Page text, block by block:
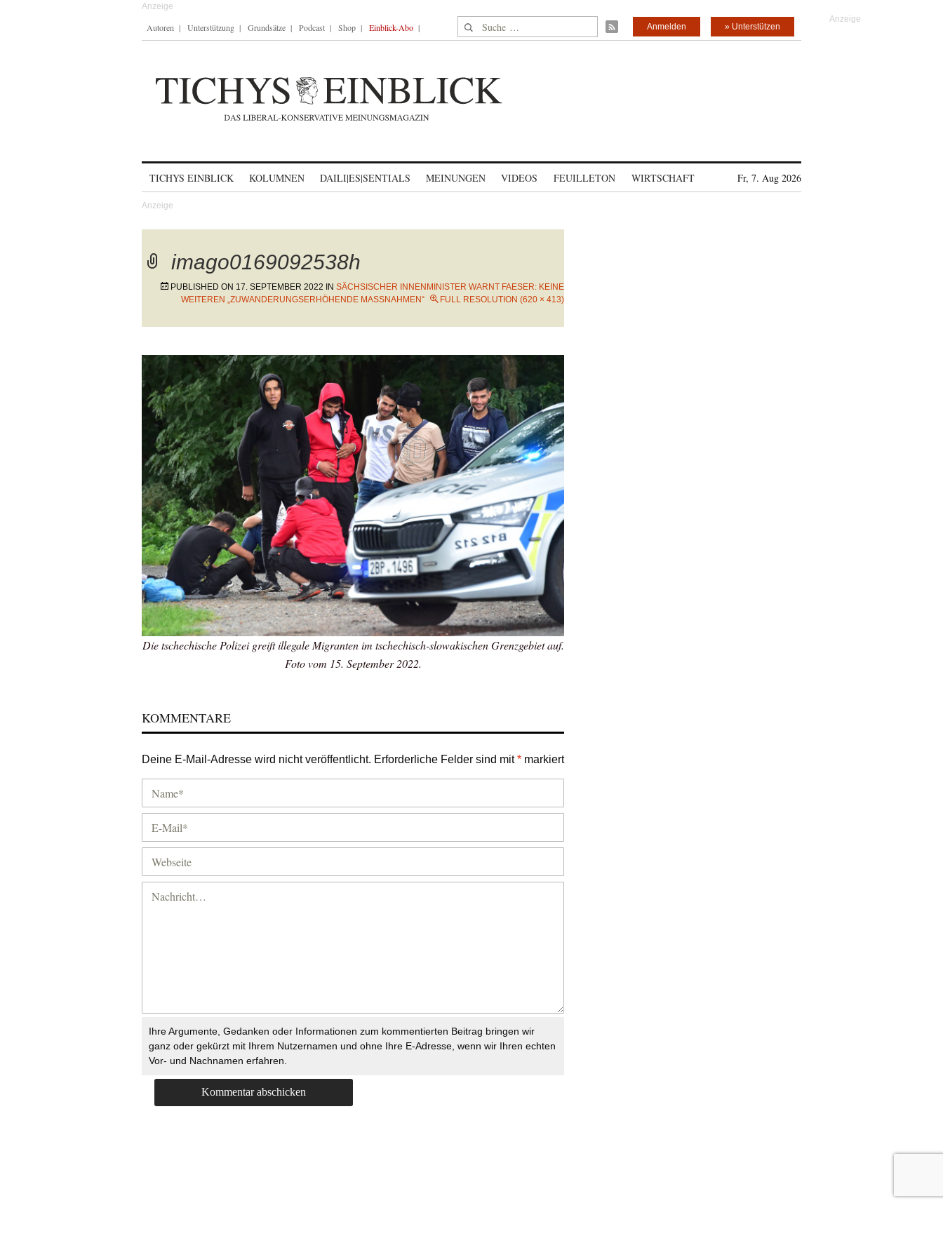
Autoren Unterstützung Grundsätze Podcast Shop Einblick-Abo Suche nach: » Unterstützen
Anmelden
TICHYS EINBLICK KOLUMNEN DAILI|ES|SENTIALS MEINUNGEN VIDEOS FEUILLETON WIRTSCHAFT Fr, 7. Aug 2026
imago0169092538h
PUBLISHED ON 17. SEPTEMBER 2022 IN SÄCHSISCHER INNENMINISTER WARNT FAESER: KEINE
WEITEREN „ZUWANDERUNGSERHÖHENDE MASSNAHMEN“
FULL RESOLUTION (620 × 413)
Die tschechische Polizei greift illegale Migranten im tschechisch-slowakischen Grenzgebiet auf.
Foto vom 15. September 2022.
KOMMENTARE
Deine E-Mail-Adresse wird nicht veröffentlicht. Erforderliche Felder sind mit* markiert
Ihre Argumente, Gedanken oder Informationen zum kommentierten Beitrag bringen wir
ganz oder gekürzt mit Ihrem Nutzernamen und ohne Ihre E-Adresse, wenn wir Ihren echten
Vor- und Nachnamen erfahren.